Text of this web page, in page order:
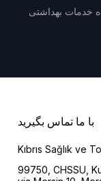
با ما تماس بگیرید
Kıbrıs Sağlık ve
99750, CHSSU,
خدمات بهداشتی